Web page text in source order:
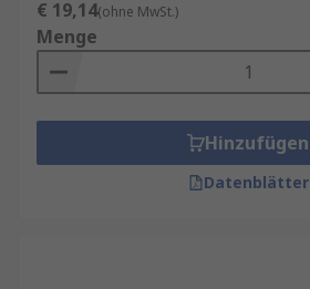
€ 19,14(ohne MwSt.)
Menge
Hinzufügen
Datenblätter